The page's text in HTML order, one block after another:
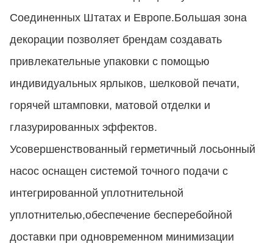
Соединенных Штатах и Европе.Большая зона
декорации позволяет брендам создавать
привлекательные упаковки с помощью
индивидуальных ярлыков, шелковой печати,
горячей штамповки, матовой отделки и
глазурированных эффектов.
Усовершенствованный герметичный лосьонный
насос оснащен системой точного подачи с
интегрированной уплотнительной
уплотнителью,обеспечение бесперебойной
доставки при одновременном минимизации